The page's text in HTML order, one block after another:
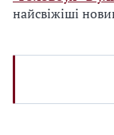
найсвіжіші